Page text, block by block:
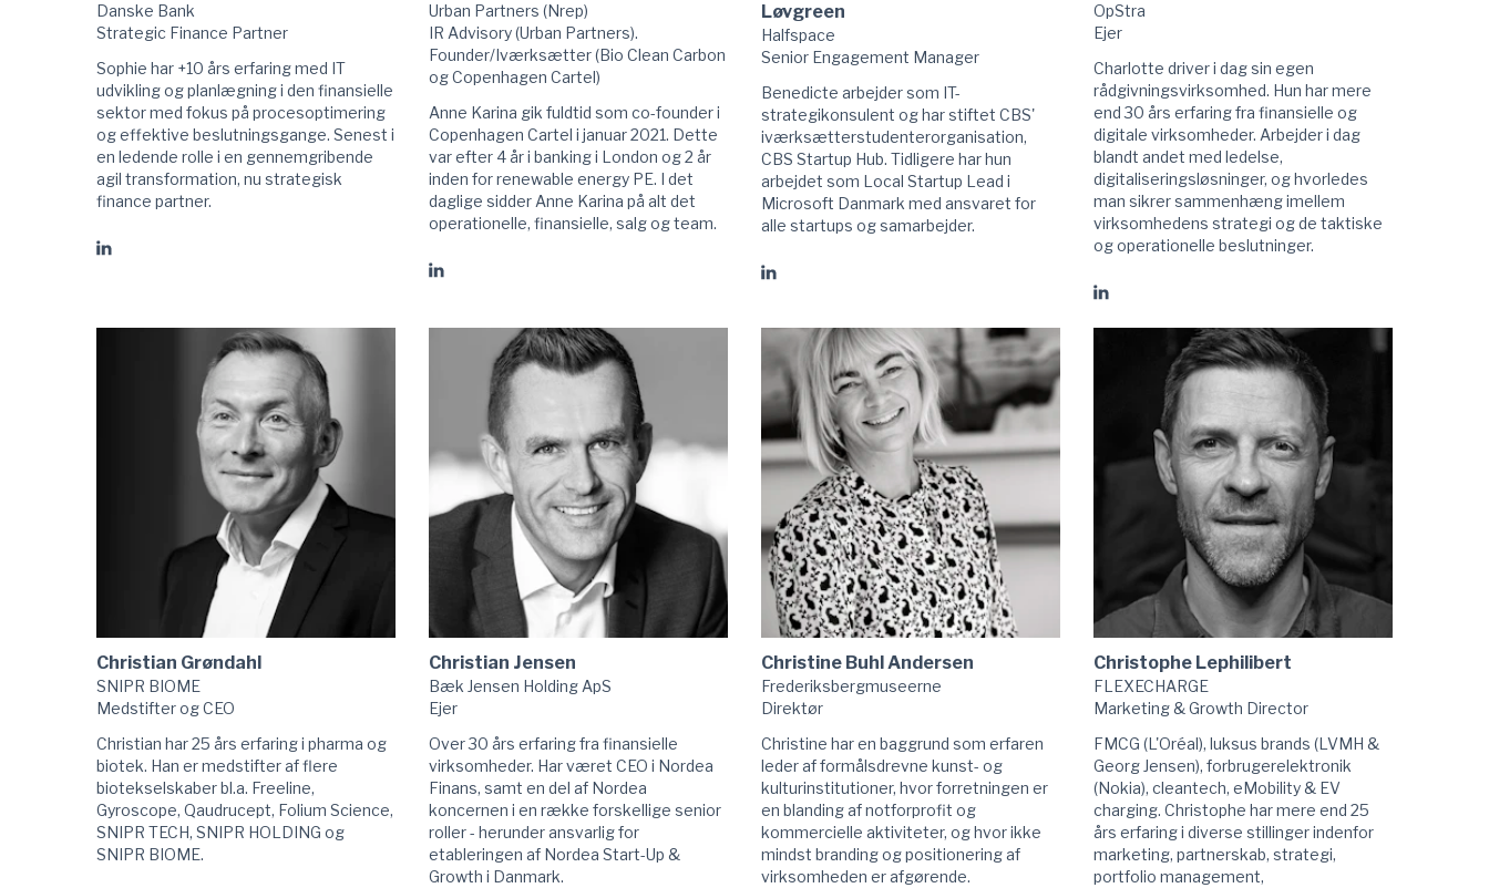
Danske Bank
Strategic Finance Partner
Sophie har +10 års erfaring med IT
udvikling og planlægning i den finansielle
sektor med fokus på procesoptimering
og effektive beslutningsgange. Senest i
en ledende rolle i en gennemgribende
agil transformation, nu strategisk
finance partner.
Gå
Sophie
Urban Partners (Nrep)
IR Advisory (Urban Partners).
Founder/Iværksætter (Bio Clean Carbon
og Copenhagen Cartel)
Anne Karina gik fuldtid som co-founder i
Copenhagen Cartel i januar 2021. Dette
var efter 4 år i banking i London og 2 år
inden for renewable energy PE. I det
daglige sidder Anne Karina på alt det
operationelle, finansielle, salg og team.
Gå
Asbjørn
Løvgreen
Halfspace
Senior Engagement Manager
Benedicte arbejder som IT-
strategikonsulent og har stiftet CBS'
iværksætterstudenterorganisation,
CBS Startup Hub. Tidligere har hun
arbejdet som Local Startup Lead i
Microsoft Danmark med ansvaret for
alle startups og samarbejder.
Gå
Benedicte
von
Wildenrath
Løvgreen
linkedIn
OpStra
Ejer
Charlotte driver i dag sin egen
rådgivningsvirksomhed. Hun har mere
end 30 års erfaring fra finansielle og
digitale virksomheder. Arbejder i dag
blandt andet med ledelse,
digitaliseringsløsninger, og hvorledes
man sikrer sammenhæng imellem
virksomhedens strategi og de taktiske
og operationelle beslutninger.
Gå
Christian Grøndahl
SNIPR BIOME
Medstifter og CEO
Christian har 25 års erfaring i pharma og
biotek. Han er medstifter af flere
biotekselskaber bl.a. Freeline,
Gyroscope, Qaudrucept, Folium Science,
SNIPR TECH, SNIPR HOLDING og
SNIPR BIOME.
Christian Jensen
Bæk Jensen Holding ApS
Ejer
Over 30 års erfaring fra finansielle
virksomheder. Har været CEO i Nordea
Finans, samt en del af Nordea
koncernen i en række forskellige senior
roller - herunder ansvarlig for
etableringen af Nordea Start-Up &
Growth i Danmark.
Christine Buhl Andersen
Frederiksbergmuseerne
Direktør
Christine har en baggrund som erfaren
leder af formålsdrevne kunst- og
kulturinstitutioner, hvor forretningen er
en blanding af notforprofit og
kommercielle aktiviteter, og hvor ikke
mindst branding og positionering af
virksomheden er afgørende.
Christophe Lephilibert
FLEXECHARGE
Marketing & Growth Director
FMCG (L'Oréal), luksus brands (LVMH &
Georg Jensen), forbrugerelektronik
(Nokia), cleantech, eMobility & EV
charging. Christophe har mere end 25
års erfaring i diverse stillinger indenfor
marketing, partnerskab, strategi,
portfolio management,